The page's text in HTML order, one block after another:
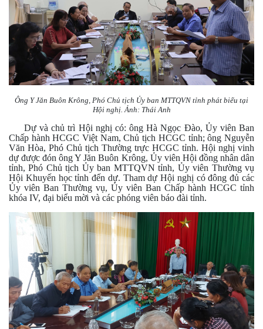
Ông Y Jăn Buôn Krông, Phó Chủ tịch Ủy ban MTTQVN tỉnh phát biểu tại
Hội nghị. Ảnh: Thái Anh
Dự và chủ trì Hội nghị có: ông Hà Ngọc Đào, Ủy viên Ban
Chấp hành HCGC Việt Nam, Chủ tịch HCGC tỉnh; ông Nguyễn
Văn Hòa, Phó Chủ tịch Thường trực HCGC tỉnh. Hội nghị vinh
dự được đón ông Y Jăn Buôn Krông, Ủy viên Hội đồng nhân dân
tỉnh, Phó Chủ tịch Ủy ban MTTQVN tỉnh, Ủy viên Thường vụ
Hội Khuyến học tỉnh đến dự. Tham dự Hội nghị có đông đủ các
Ủy viên Ban Thường vụ, Ủy viên Ban Chấp hành HCGC tỉnh
khóa IV, đại biểu mời và các phóng viên báo đài tỉnh.